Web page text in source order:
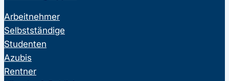
Arbeitnehmer
Selbstständige
Studenten
Azubis
Rentner